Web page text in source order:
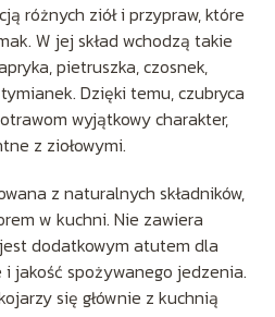
różnych ziół i przypraw, które
W jej skład wchodzą takie
pietruszka, czosnek,
Dzięki temu, czubryca
wyjątkowy charakter,
z ziołowymi.
z naturalnych składników,
w kuchni. Nie zawiera
dodatkowym atutem dla
jakość spożywanego jedzenia.
się głównie z kuchnią